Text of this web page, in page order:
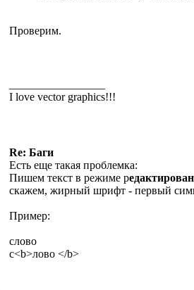
Проверим.
I love vector graphics!!!
Re: Баги
Есть еще такая проблемка:
Пишем текст в режиме р
скажем, жирный шрифт - первый
Пример:
слово
с<b>лово </b>